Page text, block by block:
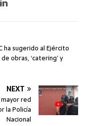
ha sugerido al Ejército
obras, ‘catering’ y
NEXT
red
la Policía
Nacional